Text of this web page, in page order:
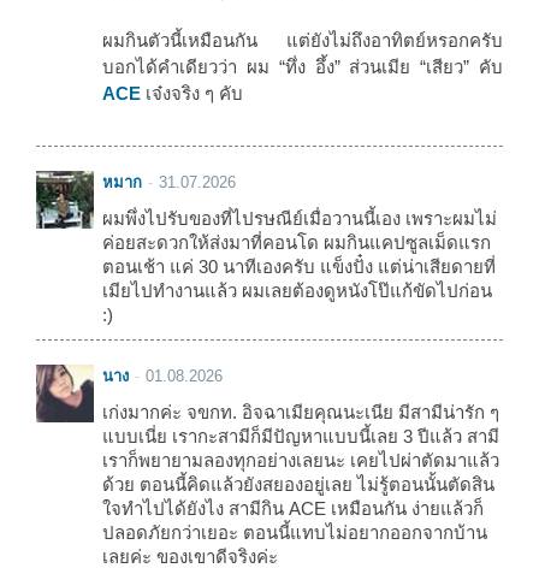
ผมกินตัวนี้เหมือนกัน แต่ยังไม่ถึงอาทิตย์หรอกครับ
บอกได้คำเดียวว่า ผม “ทึ่ง อึ้ง” ส่วนเมีย “เสียว” คับ
ACE เจ๋งจริง ๆ คับ
หมาก 31.07.2026
ผมพึ่งไปรับของที่ไปรษณีย์เมื่อวานนี้เอง เพราะผมไม่
ค่อยสะดวกให้ส่งมาที่คอนโด ผมกินแคปซูลเม็ดแรก
ตอนเช้า แค่ 30 นาทีเองครับ แข็งปั๋ง แต่น่าเสียดายที่
เมียไปทำงานแล้ว ผมเลยต้องดูหนังโป๊แก้ขัดไปก่อน
:)
นาง 01.08.2026
เก่งมากค่ะ จขกท. อิจฉาเมียคุณนะเนีย มีสามีน่ารัก ๆ
แบบเนี่ย เรากะสามีก็มีปัญหาแบบนี้เลย 3 ปีแล้ว สามี
เราก็พยายามลองทุกอย่างเลยนะ เคยไปผ่าตัดมาแล้ว
ด้วย ตอนนี้คิดแล้วยังสยองอยู่เลย ไม่รู้ตอนนั้นตัดสิน
ใจทำไปได้ยังไง สามีกิน ACE เหมือนกัน ง่ายแล้วก็
ปลอดภัยกว่าเยอะ ตอนนี้แทบไม่อยากออกจากบ้าน
เลยค่ะ ของเขาดีจริงค่ะ